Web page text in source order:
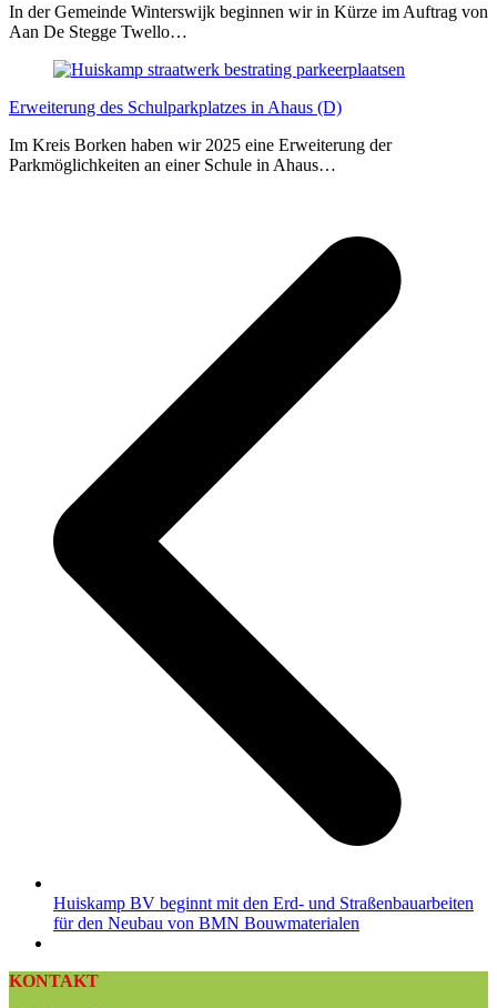
In der Gemeinde Winterswijk beginnen wir in Kürze im Auftrag von
Aan De Stegge Twello…
Erweiterung des Schulparkplatzes in Ahaus (D)
Im Kreis Borken haben wir 2025 eine Erweiterung der
Parkmöglichkeiten an einer Schule in Ahaus…
Huiskamp BV beginnt mit den Erd- und Straßenbauarbeiten
für den Neubau von BMN Bouwmaterialen
KONTAKT